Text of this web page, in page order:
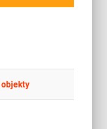
objekty